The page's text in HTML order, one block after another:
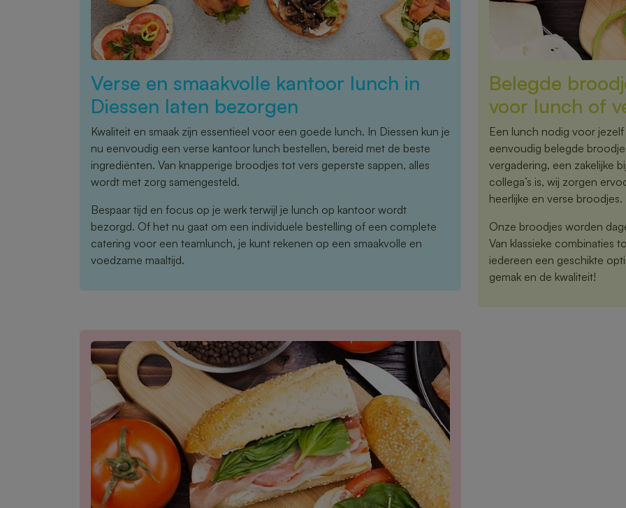
Verse en smaakvolle kantoor lunch in
Diessen laten bezorgen
Kwaliteit en smaak zijn essentieel voor een goede lunch. In Diessen kun je
nu eenvoudig een verse kantoor lunch bestellen, bereid met de beste
ingrediënten. Van knapperige broodjes tot vers geperste sappen, alles
wordt met zorg samengesteld.
Bespaar tijd en focus op je werk terwijl je lunch op kantoor wordt
bezorgd. Of het nu gaat om een individuele bestelling of een complete
catering voor een teamlunch, je kunt rekenen op een smaakvolle en
voedzame maaltijd.
Belegde
voor lunch of
Een lunch nodig voor
eenvoudig belegde
vergadering, een zakelijke
collega’s is, wij zorgen
heerlijke en verse broodjes.
Onze broodjes worden
Van klassieke combinaties
iedereen een geschikte
gemak en de kwaliteit!